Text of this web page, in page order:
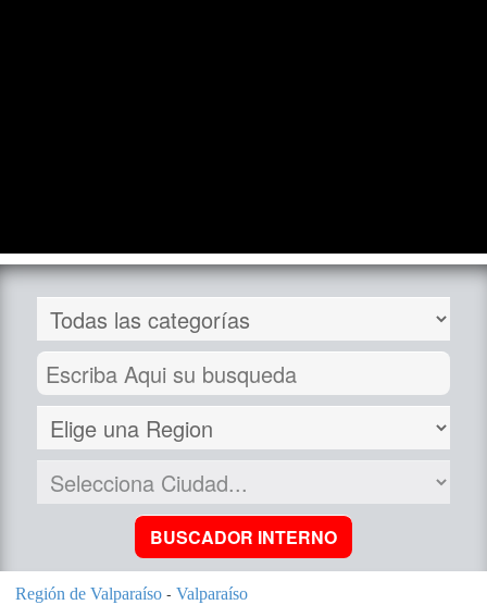
Región de Valparaíso -Valparaíso